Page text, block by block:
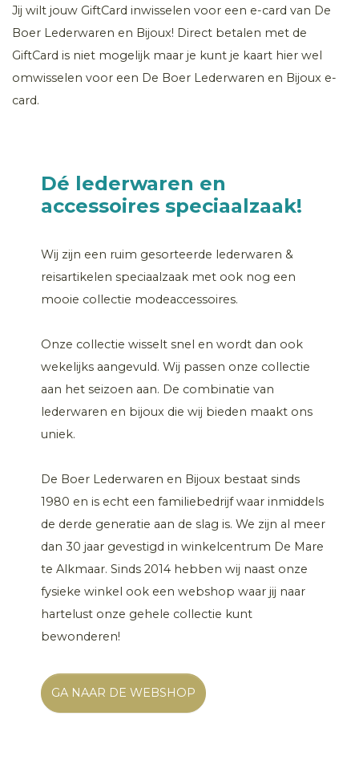
Jij wilt jouw GiftCard inwisselen voor een e-card van De
Boer Lederwaren en Bijoux! Direct betalen met de
GiftCard is niet mogelijk maar je kunt je kaart hier wel
omwisselen voor een De Boer Lederwaren en Bijoux e-
card.
Dé lederwaren en
accessoires speciaalzaak!
Wij zijn een ruim gesorteerde lederwaren &
reisartikelen speciaalzaak met ook nog een
mooie collectie modeaccessoires.
Onze collectie wisselt snel en wordt dan ook
wekelijks aangevuld. Wij passen onze collectie
aan het seizoen aan. De combinatie van
lederwaren en bijoux die wij bieden maakt ons
uniek.
De Boer Lederwaren en Bijoux bestaat sinds
1980 en is echt een familiebedrijf waar inmiddels
de derde generatie aan de slag is. We zijn al meer
dan 30 jaar gevestigd in winkelcentrum De Mare
te Alkmaar. Sinds 2014 hebben wij naast onze
fysieke winkel ook een webshop waar jij naar
hartelust onze gehele collectie kunt
bewonderen!
GA NAAR DE WEBSHOP